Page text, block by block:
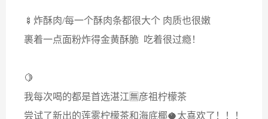
🍢炸酥肉/每一个酥肉条都很大个 肉质也很嫩
裹着一点面粉炸得金黄酥脆 吃着很过瘾！
🍋
我每次喝的都是首选湛江🈚彦祖柠檬茶
尝试了新出的莲雾柠檬茶和海底椰🥥太喜欢了！！！